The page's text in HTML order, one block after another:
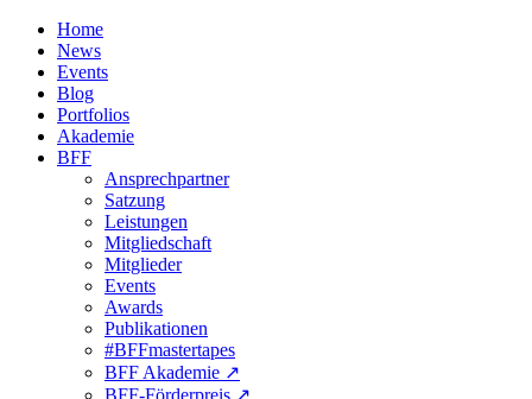
Home
News
Events
Blog
Portfolios
Akademie
BFF
Ansprechpartner
Satzung
Leistungen
Mitgliedschaft
Mitglieder
Events
Awards
Publikationen
#BFFmastertapes
BFF Akademie ↗︎
BFF-Förderpreis ↗︎